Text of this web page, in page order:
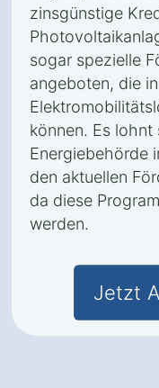
zinsgünstige
sogar spezielle
angeboten, die
können. Es
Energiebehörde
den aktuellen
da diese
werden.
Jetzt